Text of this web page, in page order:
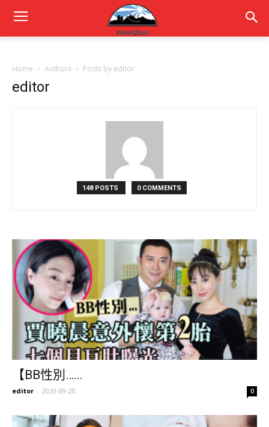
Home Authors Posts by editor
editor
148 POSTS 0 COMMENTS
【BB性別…...
editor - 2020-09-20 0